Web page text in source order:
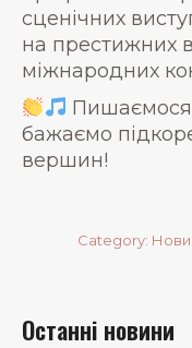
сценічних
на престижних
міжнародних
бажаємо
вершин!
Category:
Останні новини